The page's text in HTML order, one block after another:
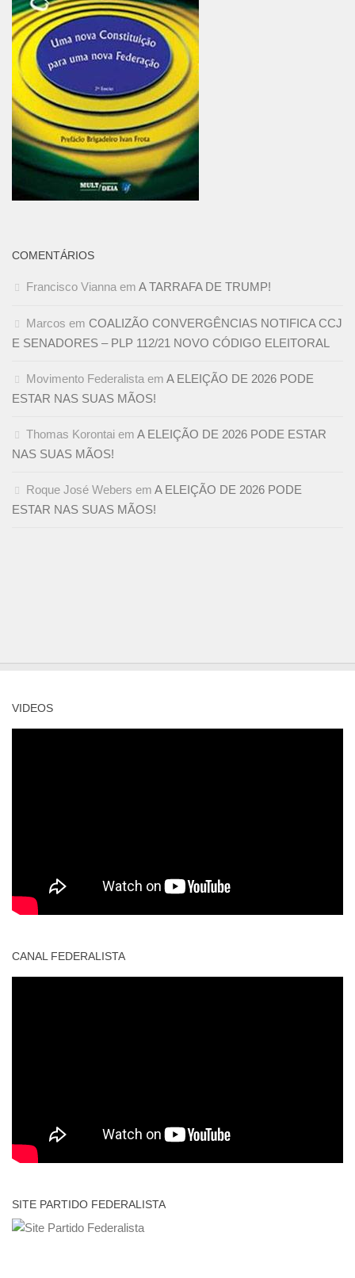
COMENTÁRIOS
Francisco Vianna em A TARRAFA DE TRUMP!
Marcos em COALIZÃO CONVERGÊNCIAS NOTIFICA CCJ
E SENADORES – PLP 112/21 NOVO CÓDIGO ELEITORAL
Movimento Federalista em A ELEIÇÃO DE 2026 PODE
ESTAR NAS SUAS MÃOS!
Thomas Korontai em A ELEIÇÃO DE 2026 PODE ESTAR
NAS SUAS MÃOS!
Roque José Webers em A ELEIÇÃO DE 2026 PODE
ESTAR NAS SUAS MÃOS!
VIDEOS
CANAL FEDERALISTA
SITE PARTIDO FEDERALISTA